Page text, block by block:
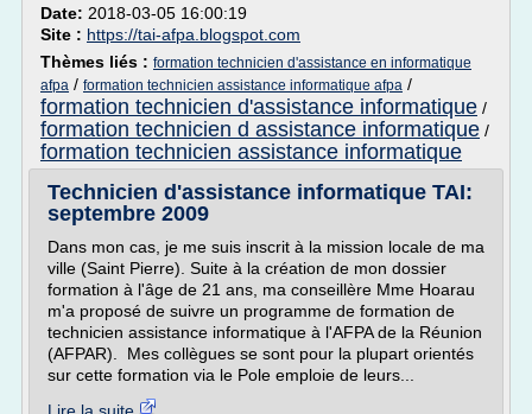
Date: 2018-03-05 16:00:19
Site : https://tai-afpa.blogspot.com
Thèmes liés : formation technicien d'assistance en informatique
afpa / formation technicien assistance informatique afpa /
formation technicien d'assistance informatique /
formation technicien d assistance informatique /
formation technicien assistance informatique
Technicien d'assistance informatique TAI:
septembre 2009
Dans mon cas, je me suis inscrit à la mission locale de ma
ville (Saint Pierre). Suite à la création de mon dossier
formation à l'âge de 21 ans, ma conseillère Mme Hoarau
m'a proposé de suivre un programme de formation de
technicien assistance informatique à l'AFPA de la Réunion
(AFPAR). Mes collègues se sont pour la plupart orientés
sur cette formation via le Pole emploie de leurs...